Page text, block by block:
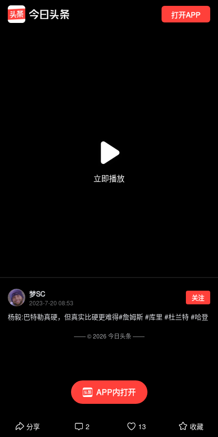
打开APP
APP内打开
梦SC
2023-7-20 08:53
关注
杨毅:巴特勒真硬，但真实比硬更难得#詹姆斯 #库里 #杜兰特 #哈登
分享 2 13 收藏
—— ©2026 今日头条——